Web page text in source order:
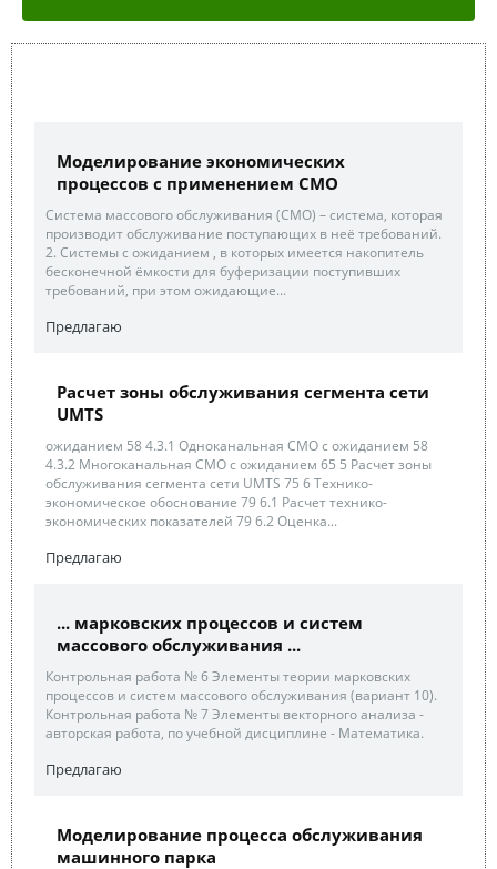
Моделирование экономических
процессов с применением СМО
Система массового обслуживания (СМО) – система, которая
производит обслуживание поступающих в неё требований.
2. Системы с ожиданием , в которых имеется накопитель
бесконечной ёмкости для буферизации поступивших
требований, при этом ожидающие...
Предлагаю
Расчет зоны обслуживания сегмента сети
UMTS
ожиданием 58 4.3.1 Одноканальная СМО с ожиданием 58
4.3.2 Многоканальная СМО с ожиданием 65 5 Расчет зоны
обслуживания сегмента сети UMTS 75 6 Технико-
экономическое обоснование 79 6.1 Расчет технико-
экономических показателей 79 6.2 Оценка...
Предлагаю
... марковских процессов и систем
массового обслуживания ...
Контрольная работа № 6 Элементы теории марковских
процессов и систем массового обслуживания (вариант 10).
Контрольная работа № 7 Элементы векторного анализа -
авторская работа, по учебной дисциплине - Математика.
Предлагаю
Моделирование процесса обслуживания
машинного парка